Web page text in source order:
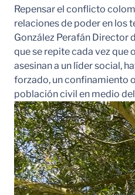
Repensar el conflicto
relaciones de poder en los
González Perafán Director
que se repite cada vez que
asesinan a un líder social,
forzado, un confinamiento
población civil en medio